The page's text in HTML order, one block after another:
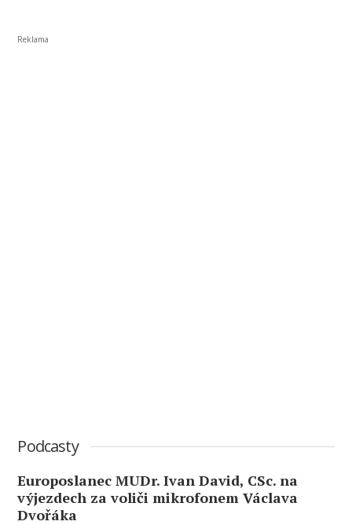
Reklama
Podcasty
Europoslanec MUDr. Ivan David, CSc. na
výjezdech za voliči mikrofonem Václava
Dvořáka